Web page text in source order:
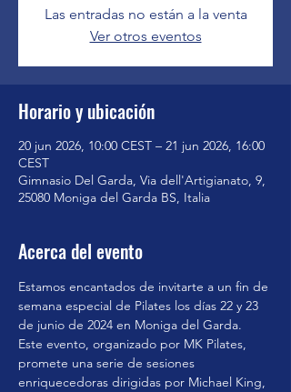
Las entradas no están a la venta
Ver otros eventos
Horario y ubicación
20 jun 2026, 10:00 CEST – 21 jun 2026, 16:00
CEST
Gimnasio Del Garda, Via dell'Artigianato, 9,
25080 Moniga del Garda BS, Italia
Acerca del evento
Estamos encantados de invitarte a un fin de
semana especial de Pilates los días 22 y 23
de junio de 2024 en Moniga del Garda.
Este evento, organizado por MK Pilates,
promete una serie de sesiones
enriquecedoras dirigidas por Michael King,